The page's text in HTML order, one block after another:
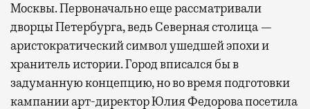
Москвы. Первоначально еще рассматривали
дворцы Петербурга, ведь Северная столица —
аристократический символ ушедшей эпохи и
хранитель истории. Город вписался бы в
задуманную концепцию, но во время подготовки
кампании арт-директор Юлия Федорова посетила